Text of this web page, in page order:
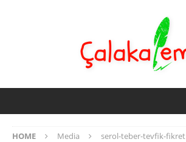
HOME Media serol-teber-tevfik-fikret